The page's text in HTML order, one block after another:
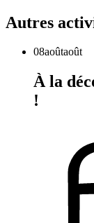
Autres
08aoûtaoût
À la
!